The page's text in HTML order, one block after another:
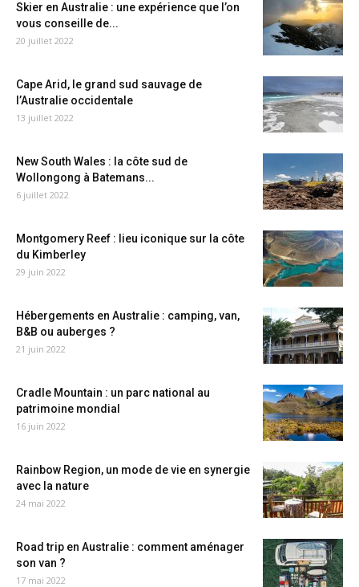
Skier en Australie : une expérience que l’on
vous conseille de...
20 juillet 2022
Cape Arid, le grand sud sauvage de
l’Australie occidentale
13 juillet 2022
New South Wales : la côte sud de
Wollongong à Batemans...
6 juillet 2022
Montgomery Reef : lieu iconique sur la côte
du Kimberley
29 juin 2022
Hébergements en Australie : camping, van,
B&B ou auberges ?
21 juin 2022
Cradle Mountain : un parc national au
patrimoine mondial
16 juin 2022
Rainbow Region, un mode de vie en synergie
avec la nature
24 mai 2022
Road trip en Australie : comment aménager
son van ?
17 mai 2022